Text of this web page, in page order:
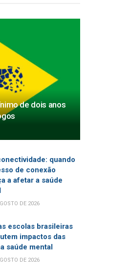
de dois anos
quando
de conexão
a afetar a saúde
DE 2026
escolas brasileiras
impactos das
saúde mental
DE 2026